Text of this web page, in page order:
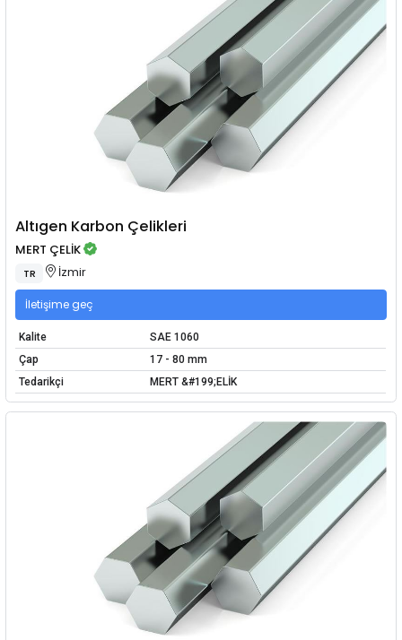
Altıgen Karbon Çelikleri
MERT ÇELİK
TR İzmir
İletişime geç
Kalite
SAE 1060
Çap
17 - 80 mm
Tedarikçi
MERT &#199;ELİK